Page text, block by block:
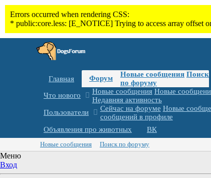
Главная Форум Новые сообщения Поиск
по форуму
Что нового
Новые сообщения Новые
Недавняя активность
Пользователи
Сейчас на форуме Новые
сообщений в профиле
Объявления про животных ВК
Новые сообщения Поиск по форуму
Меню
Вход